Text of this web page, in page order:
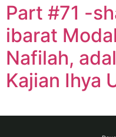
Part #71 -
ibarat
Nafilah,
Kajian Ihya